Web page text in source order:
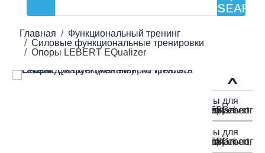
Главная
Функциональный тренинг
Силовые функциональные тренировки
Опоры LEBERT EQualizer